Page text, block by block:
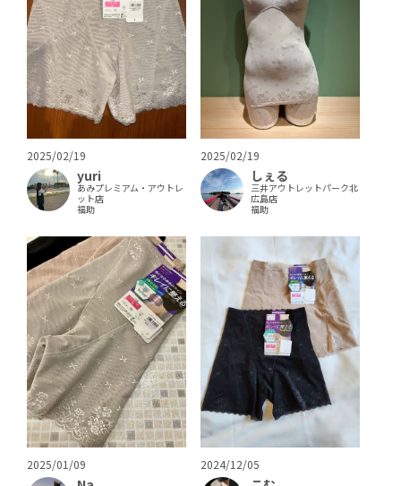
2025/02/19
yuri
あみプレミアム・アウトレ
ット店
福助
2025/02/19
しぇる
三井アウトレットパーク北
広島店
福助
2025/01/09 2024/12/05